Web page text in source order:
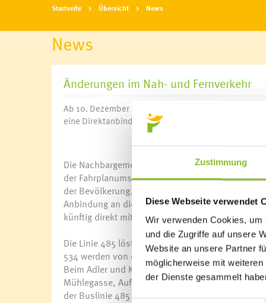
Zustimmung
Diese Webseite verwendet
Wir verwenden Cookies,
und die Zugriffe auf unsere
Website an unsere Partner
möglicherweise mit
der Dienste gesammelt
Startseite Übersicht News
News
Änderungen im Nah- und Fernverkehr
Ab 10. Dezember 2023 gelten landesweit die neuen
eine Direktanbindung nach Innsbruck, Salzburg und
Die Nachbargemeinden Frastanz und Göfis
der Fahrplanumstellung“, freut sich
der Bevölkerung. Ab 10.12.2023 verkehrt die
Anbindung an die Nachbargemeinden, erreichen
künftig direkt mit dem Bus.
Die Linie 485 löst in Frastanz die Ortsbuslinie
534 werden von der Buslinie 485 weiterhin
Beim Adler und Kirchplatz werden nicht mehr
Mühlegasse, Auf Kasal sowie die Haltestelle
der Buslinie 485 angesteuert.